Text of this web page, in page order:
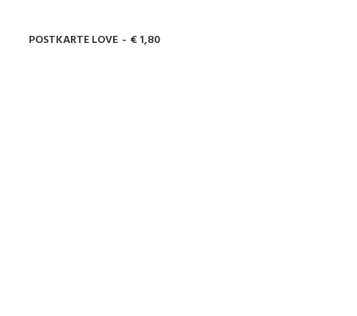
IN DEN WARENKORB
POSTKARTE LOVE €1,80